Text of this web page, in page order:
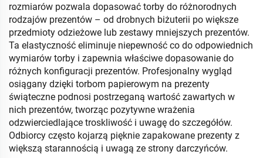
rozmiarów pozwala dopasować torby do różnorodnych
rodzajów prezentów – od drobnych biżuterii po większe
przedmioty odzieżowe lub zestawy mniejszych prezentów.
Ta elastyczność eliminuje niepewność co do odpowiednich
wymiarów torby i zapewnia właściwe dopasowanie do
różnych konfiguracji prezentów. Profesjonalny wygląd
osiągany dzięki torbom papierowym na prezenty
świąteczne podnosi postrzeganą wartość zawartych w
nich prezentów, tworząc pozytywne wrażenia
odzwierciedlające troskliwość i uwagę do szczegółów.
Odbiorcy często kojarzą pięknie zapakowane prezenty z
większą starannością i uwagą ze strony darczyńców.